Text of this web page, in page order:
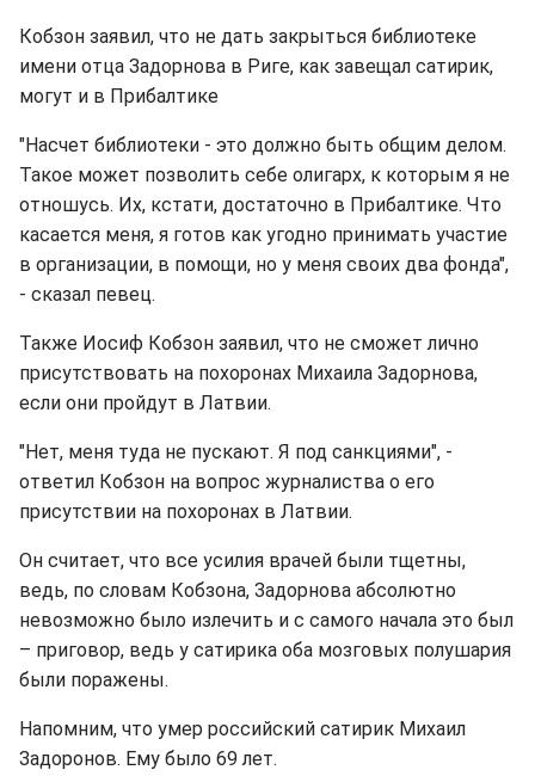
Кобзон заявил, что не дать закрыться библиотеке
имени отца Задорнова в Риге, как завещал сатирик,
могут и в Прибалтике
"Насчет библиотеки - это должно быть общим делом.
Такое может позволить себе олигарх, к которым я не
отношусь. Их, кстати, достаточно в Прибалтике. Что
касается меня, я готов как угодно принимать участие
в организации, в помощи, но у меня своих два фонда",
- сказал певец.
Также Иосиф Кобзон заявил, что не сможет лично
присутствовать на похоронах Михаила Задорнова,
если они пройдут в Латвии.
"Нет, меня туда не пускают. Я под санкциями", -
ответил Кобзон на вопрос журналиства о его
присутствии на похоронах в Латвии.
Он считает, что все усилия врачей были тщетны,
ведь, по словам Кобзона, Задорнова абсолютно
невозможно было излечить и с самого начала это был
– приговор, ведь у сатирика оба мозговых полушария
были поражены.
Напомним, что умер российский сатирик Михаил
Задоронов. Ему было 69 лет.